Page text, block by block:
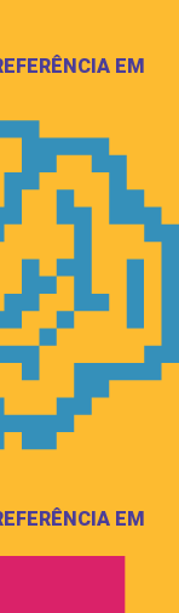
EM
EM